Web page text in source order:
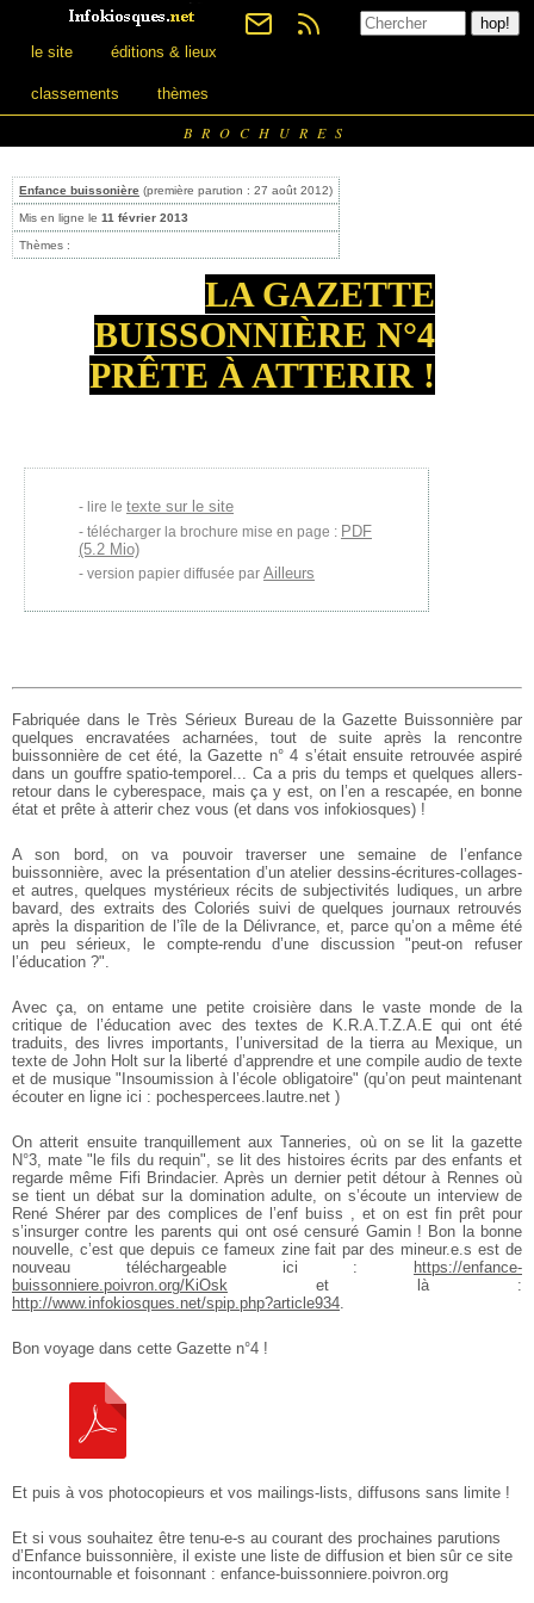
le site éditions & lieux
classements thèmes
BROCHURES
Enfance buissonière (première parution : 27 août 2012)
Mis en ligne le 11 février 2013
Thèmes :
LA GAZETTE
BUISSONNIÈRE N°4
PRÊTE À ATTERIR !
lire le texte sur le site
télécharger la brochure mise en page : PDF
(5.2 Mio)
version papier diffusée par Ailleurs
Fabriquée dans le Très Sérieux Bureau de la Gazette Buissonnière par
quelques encravatées acharnées, tout de suite après la rencontre
buissonnière de cet été, la Gazette n° 4 s’était ensuite retrouvée aspiré
dans un gouffre spatio-temporel... Ca a pris du temps et quelques allers-
retour dans le cyberespace, mais ça y est, on l’en a rescapée, en bonne
état et prête à atterir chez vous (et dans vos infokiosques) !
A son bord, on va pouvoir traverser une semaine de l’enfance
buissonnière, avec la présentation d’un atelier dessins-écritures-collages-
et autres, quelques mystérieux récits de subjectivités ludiques, un arbre
bavard, des extraits des Coloriés suivi de quelques journaux retrouvés
après la disparition de l’île de la Délivrance, et, parce qu’on a même été
un peu sérieux, le compte-rendu d’une discussion "peut-on refuser
l’éducation ?".
Avec ça, on entame une petite croisière dans le vaste monde de la
critique de l’éducation avec des textes de K.R.A.T.Z.A.E qui ont été
traduits, des livres importants, l’universitad de la tierra au Mexique, un
texte de John Holt sur la liberté d’apprendre et une compile audio de texte
et de musique "Insoumission à l’école obligatoire" (qu’on peut maintenant
écouter en ligne ici : pochespercees.lautre.net )
On atterit ensuite tranquillement aux Tanneries, où on se lit la gazette
N°3, mate "le fils du requin", se lit des histoires écrits par des enfants et
regarde même Fifi Brindacier. Après un dernier petit détour à Rennes où
se tient un débat sur la domination adulte, on s’écoute un interview de
René Shérer par des complices de l’enf buiss , et on est fin prêt pour
s’insurger contre les parents qui ont osé censuré Gamin ! Bon la bonne
nouvelle, c’est que depuis ce fameux zine fait par des mineur.e.s est de
nouveau téléchargeable ici :
https://enfance-
buissonniere.poivron.org/KiOsk et là :
http://www.infokiosques.net/spip.php?article934.
Bon voyage dans cette Gazette n°4 !
Et puis à vos photocopieurs et vos mailings-lists, diffusons sans limite !
Et si vous souhaitez être tenu-e-s au courant des prochaines parutions
d’Enfance buissonnière, il existe une liste de diffusion et bien sûr ce site
incontournable et foisonnant : enfance-buissonniere.poivron.org